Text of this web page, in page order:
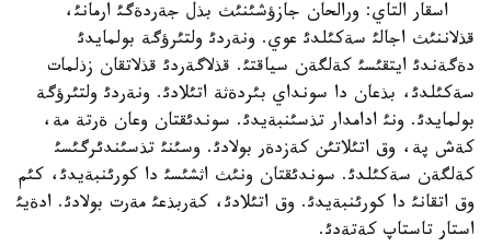
اسقار التاي: ورالحان جازؤشئنئث بذل جةردةگئ ارمانئ،
قذلاننئث اجالئ سةكئلدئ عوي. ونةردئ ولتئرؤگة بولمايدئ
دةگةندئ ايتقئسئ كةلگةن سياقتئ. قذلاگةردئ قذلاتقان زذلمات
سةكئلدئ، بذعان دا سونداي بئردةثة اتئلادئ. ونةردئ ولتئرؤگة
بولمايدئ. ونئ ادامدار تذسئنبةيدئ. سوندئقتان وعان ةرتة مة،
كةش پة، وق اتئلاتئن كةزدةر بولادئ. وسئنئ تذسئندئرگئسئ
كةلگةن سةكئلدئ. سوندئقتان ونئث اثشئسئ دا كورئنبةيدئ، كئم
وق اتقانئ دا كورئنبةيدئ. وق اتئلادئ، كةربذعئ مةرت بولادئ. ادةيئ
استار تاستاپ كةتةدئ.